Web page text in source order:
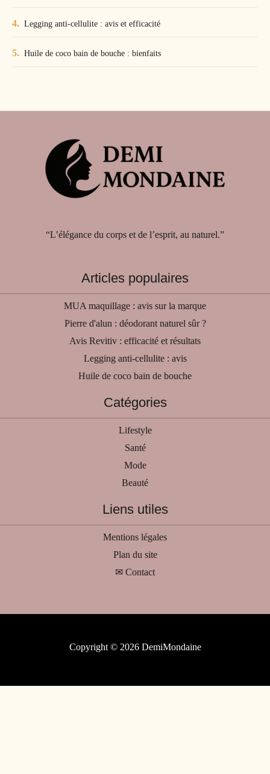
Legging anti-cellulite : avis et efficacité
Huile de coco bain de bouche : bienfaits
“L’élégance du corps et de l’esprit, au naturel.”
Articles populaires
MUA maquillage : avis sur la marque
Pierre d'alun : déodorant naturel sûr ?
Avis Revitiv : efficacité et résultats
Legging anti-cellulite : avis
Huile de coco bain de bouche
Catégories
Lifestyle
Santé
Mode
Beauté
Liens utiles
Mentions légales
Plan du site
✉ Contact
Copyright © 2026 DemiMondaine